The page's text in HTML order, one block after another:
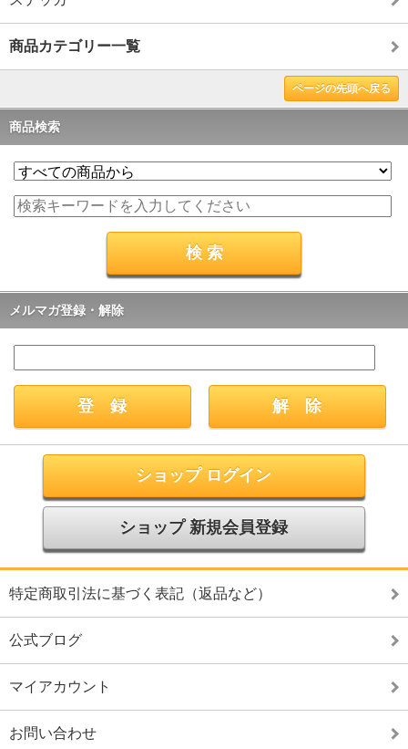
商品カテゴリー一覧
ページの先頭へ戻る
商品検索
メルマガ登録・解除
ショップ ログイン
ショップ 新規会員登録
特定商取引法に基づく表記（返品など）
公式ブログ
マイアカウント
お問い合わせ